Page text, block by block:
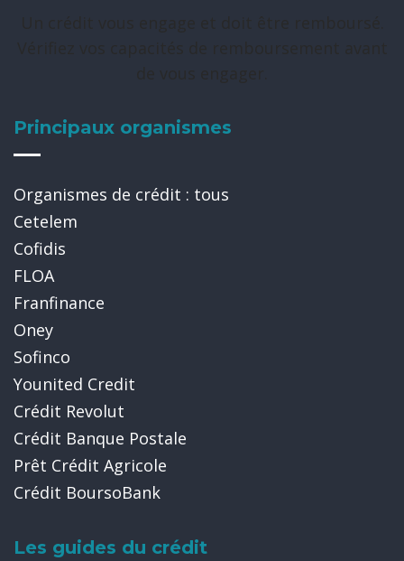
Principaux organismes
Organismes de crédit : tous
Cetelem
Cofidis
FLOA
Franfinance
Oney
Sofinco
Younited Credit
Crédit Revolut
Crédit Banque Postale
Prêt Crédit Agricole
Crédit BoursoBank
Les guides du crédit